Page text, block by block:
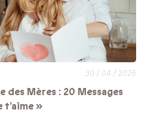
30 / 04 / 2026
Mères : 20 Messages
»